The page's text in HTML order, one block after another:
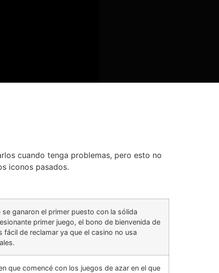
cuando tenga problemas, pero esto no
iconos pasados.
ganaron el primer puesto con la sólida
primer juego, el bono de bienvenida de
fácil de reclamar ya que el casino no usa
que comencé con los juegos de azar en el que